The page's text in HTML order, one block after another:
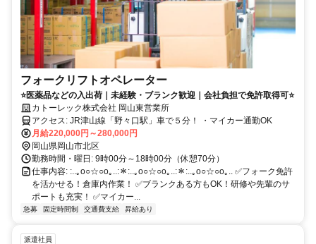
フォークリフトオペレーター
⭐医薬品などの入出荷｜未経験・ブランク歓迎｜会社負担で免許取得可⭐
カトーレック株式会社 岡山東営業所
アクセス: JR津山線「野々口駅」車で５分！ ・マイカー通勤OK
月給220,000円～280,000円
岡山県岡山市北区
勤務時間・曜日: 9時00分～18時00分（休憩70分）
仕事内容: :..｡o○☆○o｡..:＊:..｡o○☆○o｡..:＊:..｡o○☆○o｡.. ✅フォーク免許
を活かせる！倉庫内作業！ ✅ブランクある方もOK！研修や先輩のサ
ポートも充実！ ✅マイカー...
急募 固定時間制 交通費支給 昇給あり
派遣社員